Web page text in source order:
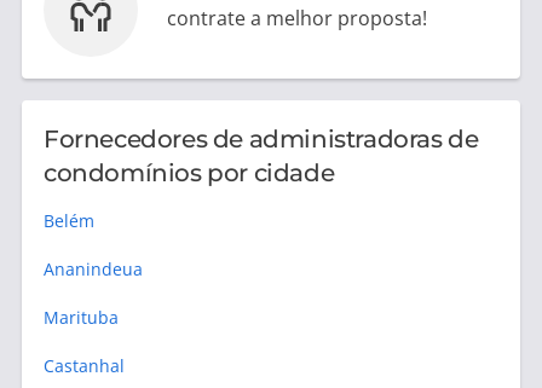
contrate a melhor proposta!
Fornecedores de administradoras de
condomínios por cidade
Belém
Ananindeua
Marituba
Castanhal